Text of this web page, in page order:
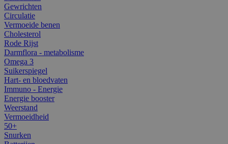
Gewrichten
Circulatie
Vermoeide benen
Cholesterol
Rode Rijst
Darmflora - metabolisme
Omega 3
Suikerspiegel
Hart- en bloedvaten
Immuno - Energie
Energie booster
Weerstand
Vermoeidheid
50+
Snurken